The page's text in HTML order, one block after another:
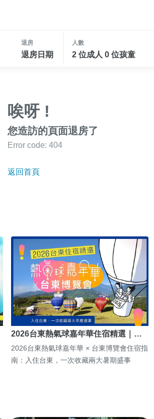
退房
退房日期
人數
2 位成人 0 位孩童
唉呀 !
您造訪的頁面退房了
Error code: 404
返回首頁
2026台東熱氣球嘉年華住宿精選｜…
2026台東熱氣球嘉年華 × 台東博覽會住宿指
南：入住台東，一次收藏兩大暑期盛事